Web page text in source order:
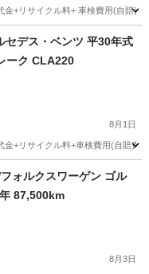
+リサイクル料+ 車検費用(自賠
令和セデス・ベンツ 平30年式
ーク CLA220
8月1日
+リサイクル料+車検費用(自賠
ォルクスワーゲン ゴル
87,500km
8月3日